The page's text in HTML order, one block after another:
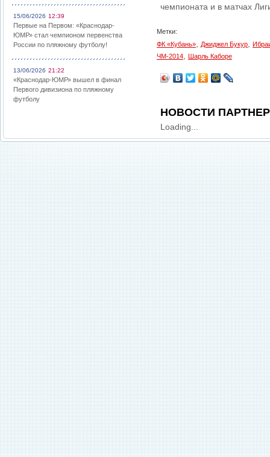
15/06/2026 12:39
Первые на Первом: «Краснодар-
ЮМР» стал чемпионом первенства
России по пляжному футболу!
13/06/2026 21:22
«Краснодар-ЮМР» вышел в финал
Первого дивизиона по пляжному
футболу
чемпионата и в матчах
Метки:
ФК «Кубань»
Джиджел Букур
ЧМ-2014
Шарль Каборе
НОВОСТИ
Loading...